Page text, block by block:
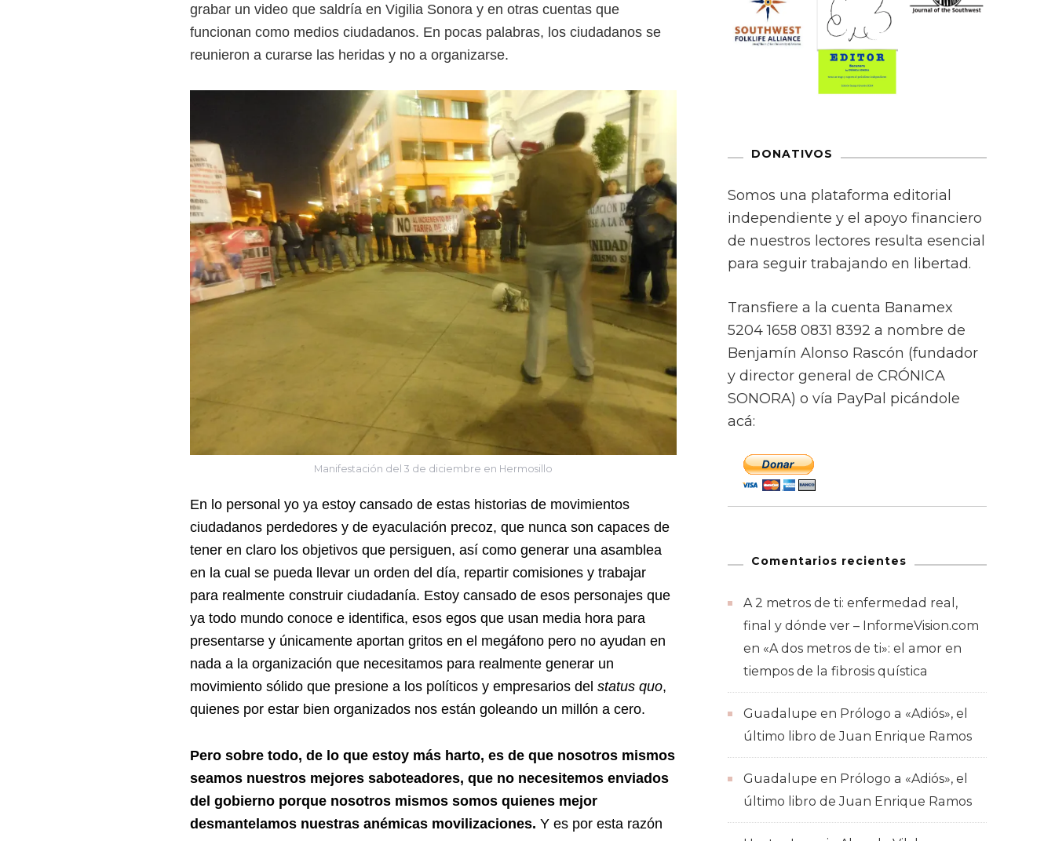
grabar un video que saldría en Vigilia Sonora y en otras cuentas que
funcionan como medios ciudadanos. En pocas palabras, los ciudadanos se
reunieron a curarse las heridas y no a organizarse.
Manifestación del 3 de diciembre en Hermosillo
En lo personal yo ya estoy cansado de estas historias de movimientos
ciudadanos perdedores y de eyaculación precoz, que nunca son capaces de
tener en claro los objetivos que persiguen, así como generar una asamblea
en la cual se pueda llevar un orden del día, repartir comisiones y trabajar
para realmente construir ciudadanía. Estoy cansado de esos personajes que
ya todo mundo conoce e identifica, esos egos que usan media hora para
presentarse y únicamente aportan gritos en el megáfono pero no ayudan en
nada a la organización que necesitamos para realmente generar un
movimiento sólido que presione a los políticos y empresarios del status quo,
quienes por estar bien organizados nos están goleando un millón a cero.
Pero sobre todo, de lo que estoy más harto, es de que nosotros mismos
seamos nuestros mejores saboteadores, que no necesitemos enviados
del gobierno porque nosotros mismos somos quienes mejor
desmantelamos nuestras anémicas movilizaciones. Y es por esta razón
DONATIVOS
Somos una plataforma editorial
independiente y el apoyo financiero
de nuestros lectores resulta esencial
para seguir trabajando en libertad.
Transfiere a la cuenta Banamex
5204 1658 0831 8392 a nombre de
Benjamín Alonso Rascón (fundador
y director general de CRÓNICA
SONORA) o vía PayPal picándole
acá:
Comentarios recientes
A 2 metros de ti: enfermedad real,
final y dónde ver – InformeVision.com
en «A dos metros de ti»: el amor en
tiempos de la fibrosis quística
Guadalupe en Prólogo a «Adiós», el
último libro de Juan Enrique Ramos
Guadalupe en Prólogo a «Adiós», el
último libro de Juan Enrique Ramos